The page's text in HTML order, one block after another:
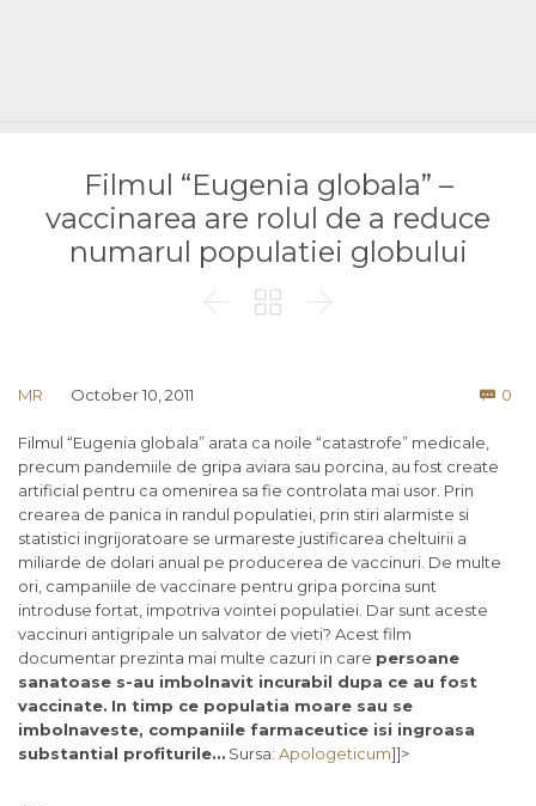
Filmul “Eugenia globala” –
vaccinarea are rolul de a reduce
numarul populatiei globului
  
MR October 10, 2011  0
Filmul “Eugenia globala” arata ca noile “catastrofe” medicale,
precum pandemiile de gripa aviara sau porcina, au fost create
artificial pentru ca omenirea sa fie controlata mai usor. Prin
crearea de panica in randul populatiei, prin stiri alarmiste si
statistici ingrijoratoare se urmareste justificarea cheltuirii a
miliarde de dolari anual pe producerea de vaccinuri. De multe
ori, campaniile de vaccinare pentru gripa porcina sunt
introduse fortat, impotriva vointei populatiei. Dar sunt aceste
vaccinuri antigripale un salvator de vieti? Acest film
documentar prezinta mai multe cazuri in care persoane
sanatoase s-au imbolnavit incurabil dupa ce au fost
vaccinate. In timp ce populatia moare sau se
imbolnaveste, companiile farmaceutice isi ingroasa
substantial profiturile… Sursa: Apologeticum]]>